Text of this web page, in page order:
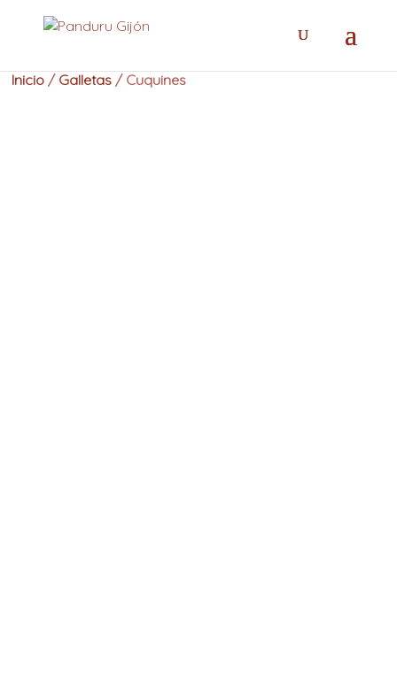
Inicio / Galletas / Cuquines